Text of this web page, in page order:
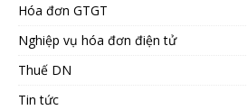
Hóa đơn GTGT
Nghiệp vụ hóa đơn điện tử
Thuế DN
Tin tức